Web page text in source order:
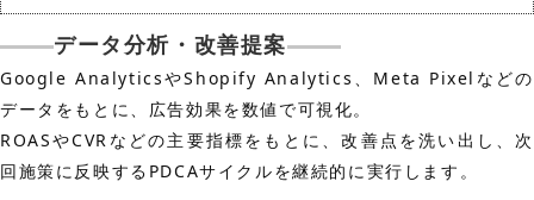
データ分析・改善提案
Google AnalyticsやShopify Analytics、Meta Pixelなどの
データをもとに、広告効果を数値で可視化。
ROASやCVRなどの主要指標をもとに、改善点を洗い出し、次
回施策に反映するPDCAサイクルを継続的に実行します。